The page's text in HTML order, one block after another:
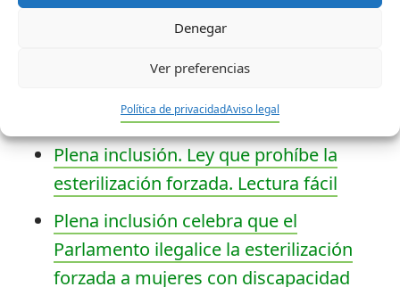
Denegar
Ver preferencias
Política de privacidadAviso legal
personas con discapacidad intelectual o del
desarrollo y sus familias desde 935
entidades que trabajan en todo el Estado.
Más información
Plena inclusión. Ley que prohíbe la
esterilización forzada. Lectura fácil
Plena inclusión celebra que el
Parlamento ilegalice la esterilización
forzada a mujeres con discapacidad